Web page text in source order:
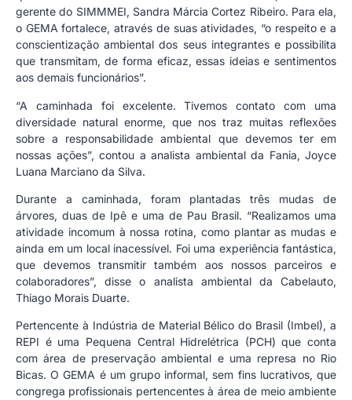
gerente do SIMMMEI, Sandra Márcia Cortez Ribeiro. Para ela,
o GEMA fortalece, através de suas atividades, “o respeito e a
conscientização ambiental dos seus integrantes e possibilita
que transmitam, de forma eficaz, essas ideias e sentimentos
aos demais funcionários”.
“A caminhada foi excelente. Tivemos contato com uma
diversidade natural enorme, que nos traz muitas reflexões
sobre a responsabilidade ambiental que devemos ter em
nossas ações”, contou a analista ambiental da Fania, Joyce
Luana Marciano da Silva.
Durante a caminhada, foram plantadas três mudas de
árvores, duas de Ipê e uma de Pau Brasil. “Realizamos uma
atividade incomum à nossa rotina, como plantar as mudas e
ainda em um local inacessível. Foi uma experiência fantástica,
que devemos transmitir também aos nossos parceiros e
colaboradores”, disse o analista ambiental da Cabelauto,
Thiago Morais Duarte.
Pertencente à Indústria de Material Bélico do Brasil (Imbel), a
REPI é uma Pequena Central Hidrelétrica (PCH) que conta
com área de preservação ambiental e uma represa no Rio
Bicas. O GEMA é um grupo informal, sem fins lucrativos, que
congrega profissionais pertencentes à área de meio ambiente